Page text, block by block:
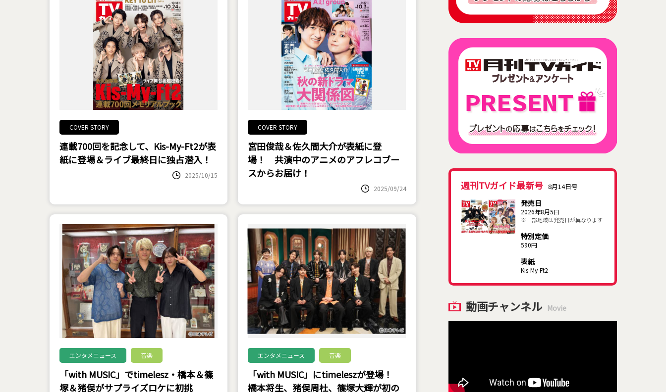
COVER STORY
連載700回を記念して、Kis-My-Ft2が表
紙に登場＆ライブ最終日に独占潜入！
2025/10/15
COVER STORY
宮田俊哉＆佐久間大介が表紙に登
場！ 共演中のアニメのアフレコブー
スからお届け！
2025/09/24
エンタメニュース 音楽
「with MUSIC」でtimelesz・橋本＆篠
塚＆猪俣がサプライズロケに初挑
エンタメニュース 音楽
「with MUSIC」にtimeleszが登場！
橋本将生、猪俣周杜、篠塚大輝が初の
週刊TVガイド最新号 8月14日号
発売日
2026年8月5日
※一部地域は発売日が異なります
特別定価
590円
表紙
Kis-My-Ft2
動画チャンネル Movie